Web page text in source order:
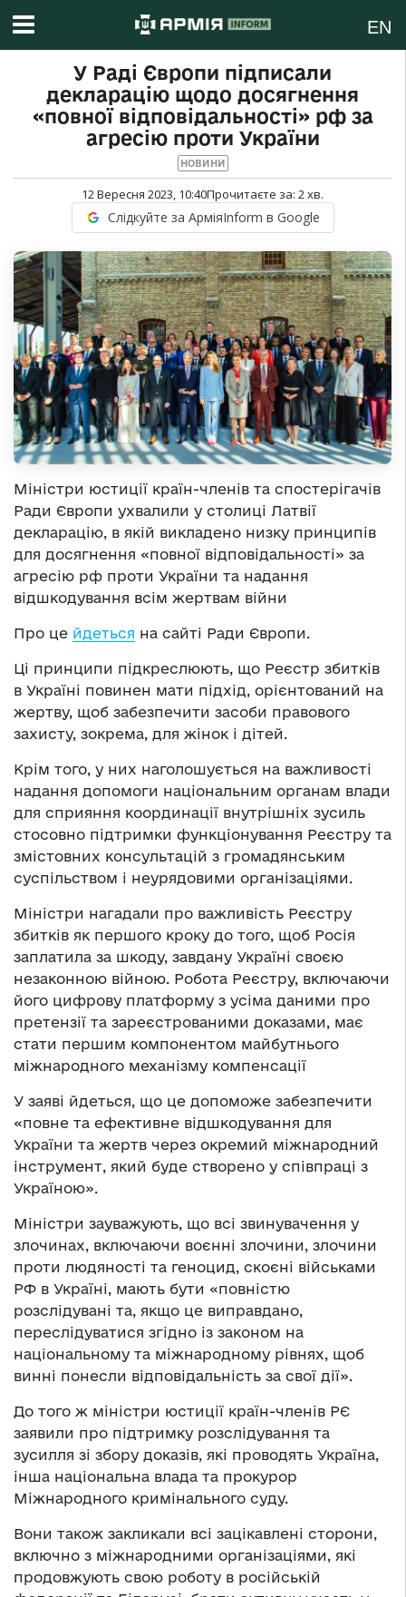
EN
У Раді Європи підписали
декларацію щодо досягнення
«повної відповідальності» рф за
агресію проти України
НОВИНИ
12 Вересня 2023, 10:40Прочитаєте за: 2хв.
Слідкуйте за АрміяInform в Google
Міністри юстиції країн-членів та спостерігачів
Ради Європи ухвалили у столиці Латвії
декларацію, в якій викладено низку принципів
для досягнення «повної відповідальності» за
агресію рф проти України та надання
відшкодування всім жертвам війни
Про це йдеться на сайті Ради Європи.
Ці принципи підкреслюють, що Реєстр збитків
в Україні повинен мати підхід, орієнтований на
жертву, щоб забезпечити засоби правового
захисту, зокрема, для жінок і дітей.
Крім того, у них наголошується на важливості
надання допомоги національним органам влади
для сприяння координації внутрішніх зусиль
стосовно підтримки функціонування Реєстру та
змістовних консультацій з громадянським
суспільством і неурядовими організаціями.
Міністри нагадали про важливість Реєстру
збитків як першого кроку до того, щоб Росія
заплатила за шкоду, завдану Україні своєю
незаконною війною. Робота Реєстру, включаючи
його цифрову платформу з усіма даними про
претензії та зареєстрованими доказами, має
стати першим компонентом майбутнього
міжнародного механізму компенсації
У заяві йдеться, що це допоможе забезпечити
«повне та ефективне відшкодування для
України та жертв через окремий міжнародний
інструмент, який буде створено у співпраці з
Україною».
Міністри зауважують, що всі звинувачення у
злочинах, включаючи воєнні злочини, злочини
проти людяності та геноцид, скоєні військами
РФ в Україні, мають бути «повністю
розслідувані та, якщо це виправдано,
переслідуватися згідно із законом на
національному та міжнародному рівнях, щоб
винні понесли відповідальність за свої дії».
До того ж міністри юстиції країн-членів РЄ
заявили про підтримку розслідування та
зусилля зі збору доказів, які проводять Україна,
інша національна влада та прокурор
Міжнародного кримінального суду.
Вони також закликали всі зацікавлені сторони,
включно з міжнародними організаціями, які
продовжують свою роботу в російській